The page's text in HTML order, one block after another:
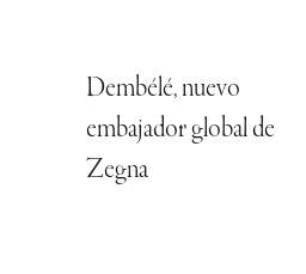
Dembélé, nuevo
embajador global de
Zegna